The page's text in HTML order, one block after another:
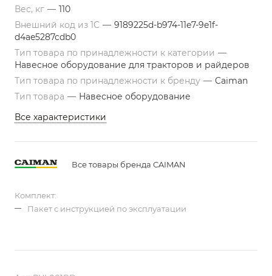
Вес, кг — 110
Внешний код из 1С — 9189225d-b974-11e7-9e1f-
d4ae5287cdb0
Тип товара по принадлежности к категории —
Навесное оборудование для тракторов и райдеров
Тип товара по принадлежности к бренду — Caiman
Тип товара — Навесное оборудование
Все характеристики
Все товары бренда CAIMAN
Комплект:
Пакет с инструкцией по эксплуатации